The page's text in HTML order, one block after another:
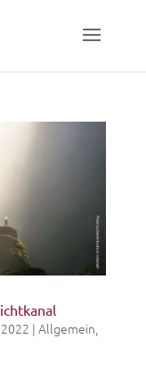
| Allgemein